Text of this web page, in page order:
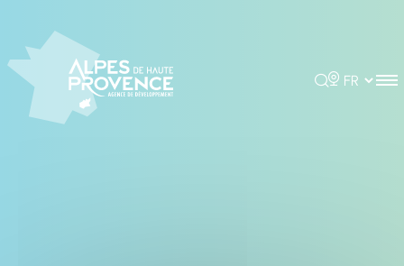
Rechercher
Choisir la